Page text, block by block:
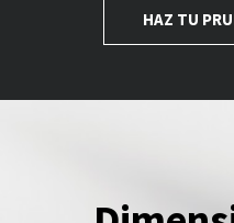
HAZ TU